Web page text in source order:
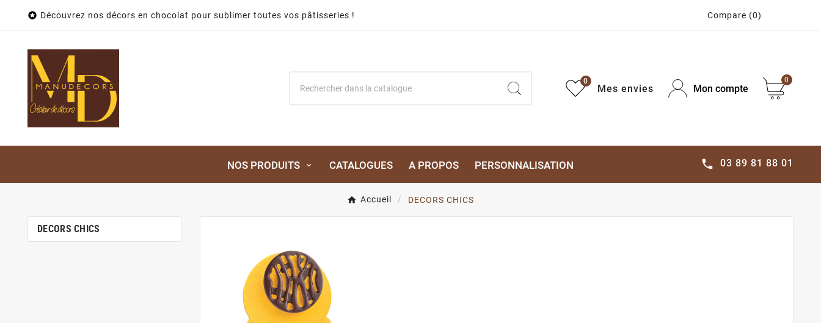
 Découvrez nos décors en chocolat pour sublimer toutes vos pâtisseries ! Compare (0)
Mes envies
0
Mon compte
0
NOS PRODUITS CATALOGUES A PROPOS PERSONNALISATION  03 89 81 88 01
Accueil DECORS CHICS
DECORS CHICS